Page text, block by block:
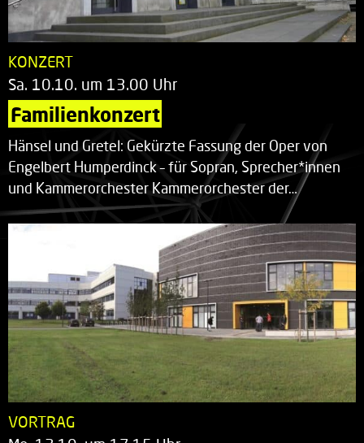
KONZERT
Sa. 10.10. um 13.00 Uhr
Familienkonzert
Hänsel und Gretel: Gekürzte Fassung der Oper von
Engelbert Humperdinck – für Sopran, Sprecher*innen
und Kammerorchester Kammerorchester der…
VORTRAG